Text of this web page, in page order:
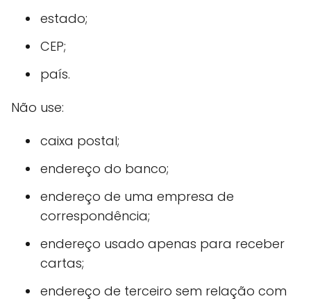
estado;
CEP;
país.
Não use:
caixa postal;
endereço do banco;
endereço de uma empresa de
correspondência;
endereço usado apenas para receber
cartas;
endereço de terceiro sem relação com